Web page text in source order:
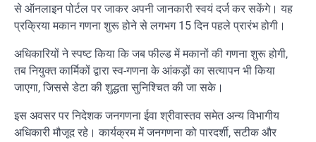
से ऑनलाइन पोर्टल पर जाकर अपनी जानकारी स्वयं दर्ज कर सकेंगे। यह
प्रक्रिया मकान गणना शुरू होने से लगभग 15 दिन पहले प्रारंभ होगी।
अधिकारियों ने स्पष्ट किया कि जब फील्ड में मकानों की गणना शुरू होगी,
तब नियुक्त कार्मिकों द्वारा स्व-गणना के आंकड़ों का सत्यापन भी किया
जाएगा, जिससे डेटा की शुद्धता सुनिश्चित की जा सके।
इस अवसर पर निदेशक जनगणना ईवा श्रीवास्तव समेत अन्य विभागीय
अधिकारी मौजूद रहे। कार्यक्रम में जनगणना को पारदर्शी, सटीक और